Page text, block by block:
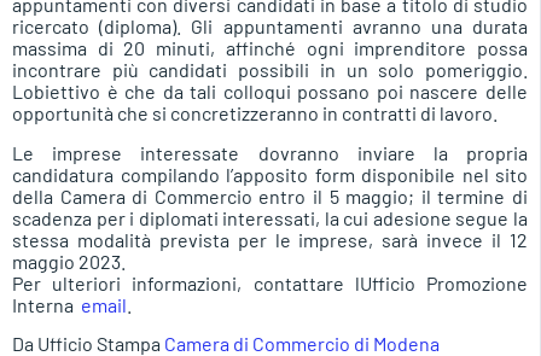
ricercato (diploma). Gli appuntamenti avranno una durata
massima di 20 minuti, affinché ogni imprenditore possa
incontrare più candidati possibili in un solo pomeriggio.
Lobiettivo è che da tali colloqui possano poi nascere delle
opportunità che si concretizzeranno in contratti di lavoro.
Le imprese interessate dovranno inviare la propria
candidatura compilando l’apposito form disponibile nel sito
della Camera di Commercio entro il 5 maggio; il termine di
scadenza per i diplomati interessati, la cui adesione segue la
stessa modalità prevista per le imprese, sarà invece il 12
maggio 2023.
Per ulteriori informazioni, contattare lUfficio Promozione
Interna  email
Da Ufficio Stampa Camera di Commercio di Modena